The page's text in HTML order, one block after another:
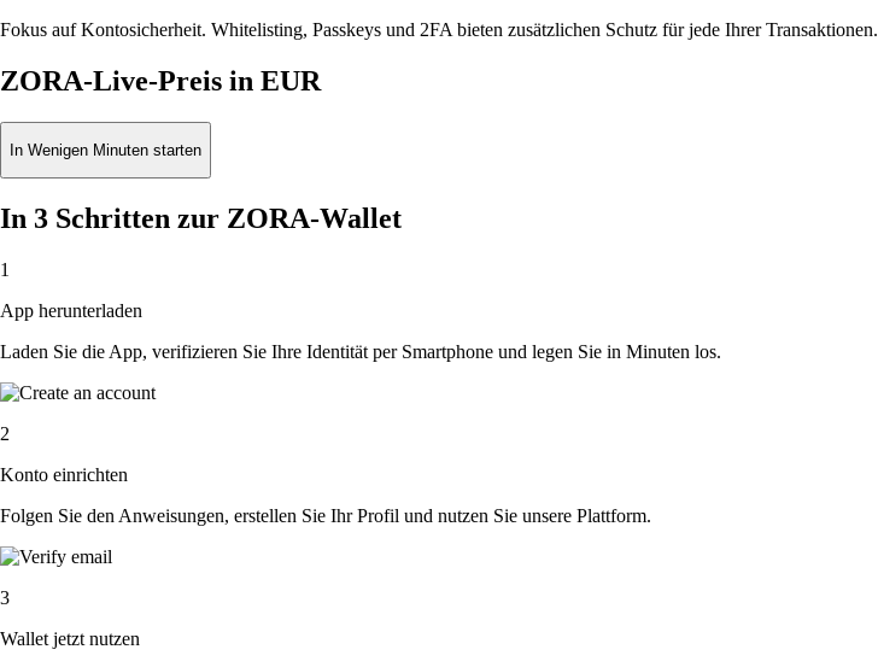
Fokus auf Kontosicherheit. Whitelisting, Passkeys und 2FA bieten zusätzlichen Schutz für jede Ihrer Transaktionen.
ZORA-Live-Preis in EUR
In Wenigen Minuten starten
In 3 Schritten zur ZORA-Wallet
1
App herunterladen
Laden Sie die App, verifizieren Sie Ihre Identität per Smartphone und legen Sie in Minuten los.
2
Konto einrichten
Folgen Sie den Anweisungen, erstellen Sie Ihr Profil und nutzen Sie unsere Plattform.
3
Wallet jetzt nutzen